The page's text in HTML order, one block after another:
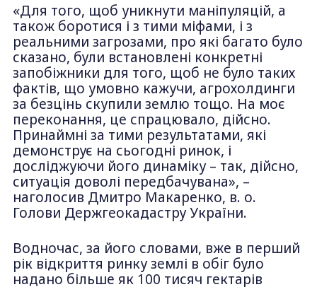
«Для того, щоб уникнути маніпуляцій, а
також боротися і з тими міфами, і з
реальними загрозами, про які багато було
сказано, були встановлені конкретні
запобіжники для того, щоб не було таких
фактів, що умовно кажучи, агрохолдинги
за безцінь скупили землю тощо. На моє
переконання, це спрацювало, дійсно.
Принаймні за тими результатами, які
демонструє на сьогодні ринок, і
досліджуючи його динаміку – так, дійсно,
ситуація доволі передбачувана», –
наголосив Дмитро Макаренко, в. о.
Голови Держгеокадастру України.
Водночас, за його словами, вже в перший
рік відкриття ринку землі в обіг було
надано більше як 100 тисяч гектарів